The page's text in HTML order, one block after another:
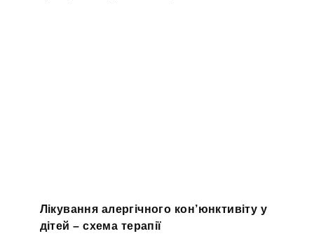
Лікування алергічного кон’юнктивіту у
дітей – схема терапії